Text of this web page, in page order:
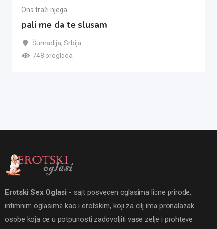
Ona traži njega
pali me da te slusam
Šumadija, Srbija
748 pregleda
Erotski Sex Oglasi - sajt posvecen oglasima licne prirode,
intimnim oglasima kao i erotskim, koji za cilj ima pronalazak
osobe koja ce u potpunosti zadovoljiti vase zelje i prohteve